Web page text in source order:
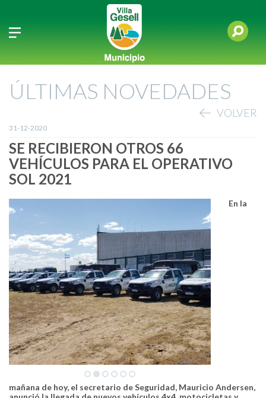
ÚLTIMAS NOVEDADES
VOLVER
31-12-2020
SE RECIBIERON OTROS 66
VEHÍCULOS PARA EL OPERATIVO
SOL 2021
En la
mañana de hoy, el secretario de Seguridad, Mauricio Andersen,